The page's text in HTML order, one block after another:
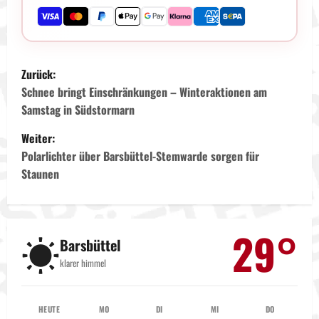
B
e
i
t
r
g
s
Zurück:
Schnee bringt Einschränkungen – Winteraktionen am
Samstag in Südstormarn
Weiter:
Polarlichter über Barsbüttel-Stemwarde sorgen für
Staunen
☀️Barsbüttel
klarer himmel 29°
HEUTE MO DI MI DO